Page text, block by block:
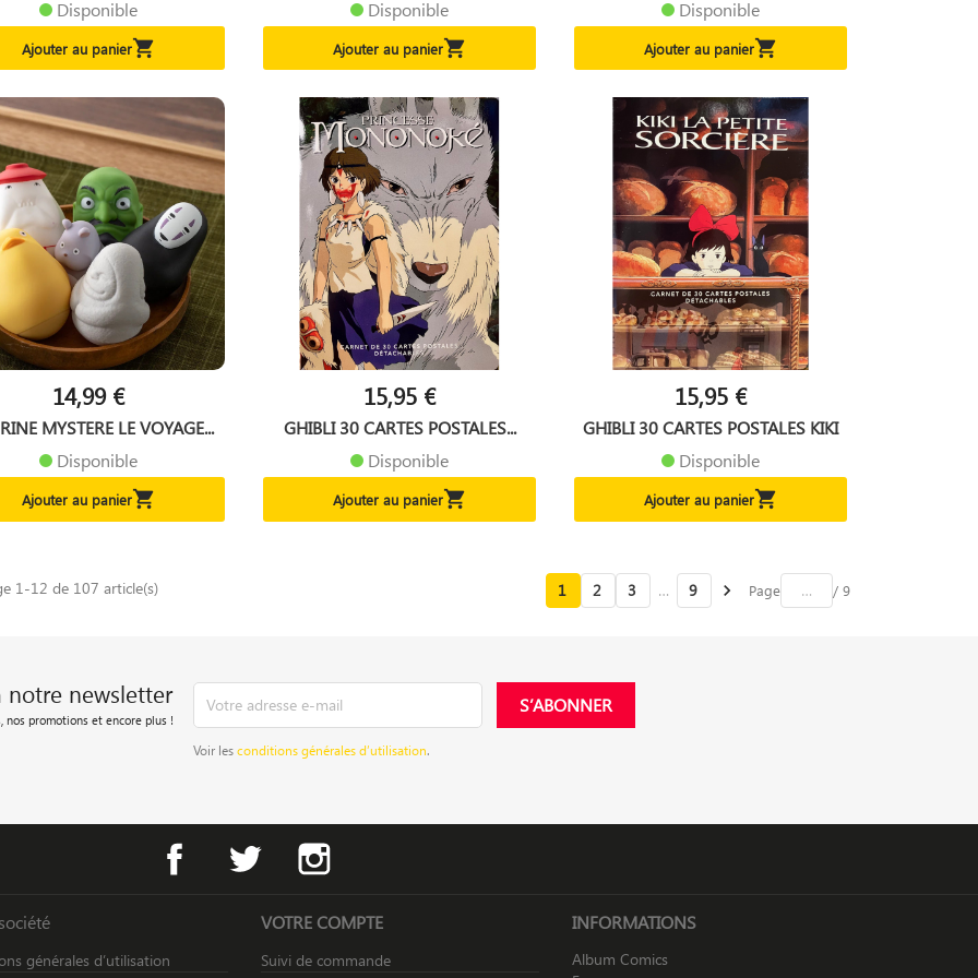
Disponible
Ajouter au panier
Disponible
Ajouter au panier
Disponible
Ajouter au panier
14,99 €
MYSTERE LE VOYAGE...
Disponible
Ajouter au panier
15,95 €
GHIBLI 30 CARTES POSTALES...
Disponible
Ajouter au panier
15,95 €
GHIBLI 30 CARTES POSTALES KIKI
Disponible
Ajouter au panier
1-12 de 107 article(s) 1 2 3 … 9  Page / 9
notre newsletter
nos promotions et encore plus !
Voir lesconditions générales d’utilisation.
Facebook Twitter
générales d’utilisation
VOTRE COMPTE
Suivi de commande
INFORMATIONS
Album Comics